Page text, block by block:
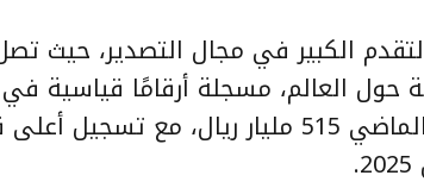
الكبير في مجال التصدير، حيث
من 180 دولة حول العالم، مسجلة أرقامًا
بلغت في العام الماضي 515 مليار